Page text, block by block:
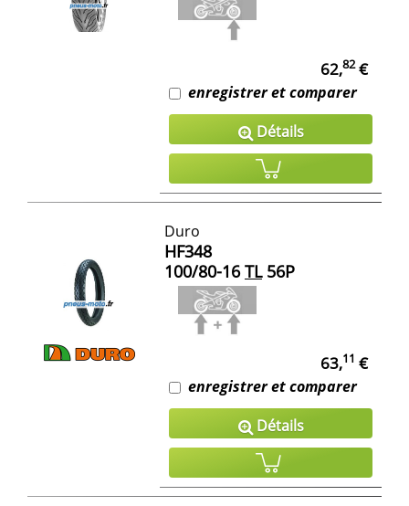
62,82€
enregistrer et comparer
Détails
Duro
HF348
100/80-16 TL56P
63,11 €
enregistrer et comparer
Détails